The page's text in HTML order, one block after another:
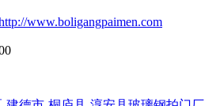
www.boligangpaimen.com